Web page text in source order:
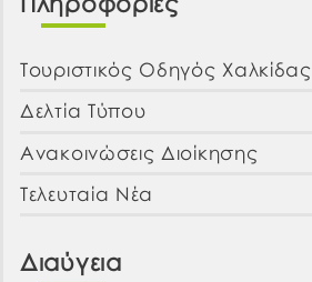
Τουριστικός Οδηγός Χαλκίδας
Δελτία Τύπου
Ανακοινώσεις Διοίκησης
Τελευταία Νέα
Διαύγεια